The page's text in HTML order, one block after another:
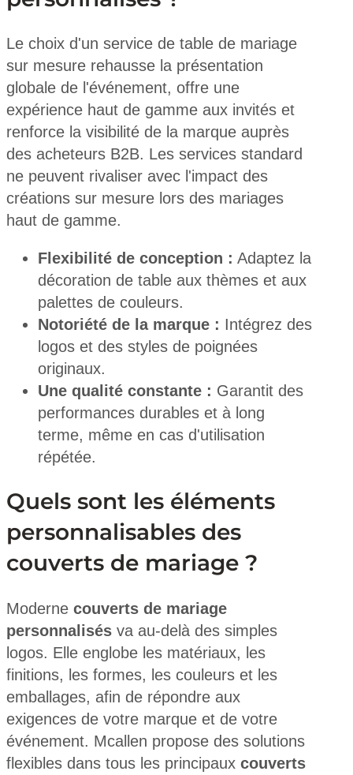
Le choix d'un service de table de mariage
sur mesure rehausse la présentation
globale de l'événement, offre une
expérience haut de gamme aux invités et
renforce la visibilité de la marque auprès
des acheteurs B2B. Les services standard
ne peuvent rivaliser avec l'impact des
créations sur mesure lors des mariages
haut de gamme.
Flexibilité de conception : Adaptez la
décoration de table aux thèmes et aux
palettes de couleurs.
Notoriété de la marque : Intégrez des
logos et des styles de poignées
originaux.
Une qualité constante : Garantit des
performances durables et à long
terme, même en cas d'utilisation
répétée.
Quels sont les éléments
personnalisables des
couverts de mariage ?
Moderne couverts de mariage
personnalisés va au-delà des simples
logos. Elle englobe les matériaux, les
finitions, les formes, les couleurs et les
emballages, afin de répondre aux
exigences de votre marque et de votre
événement. Mcallen propose des solutions
flexibles dans tous les principaux couverts